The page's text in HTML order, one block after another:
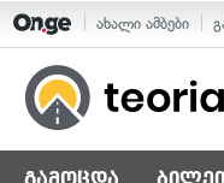
ახალი ამბები